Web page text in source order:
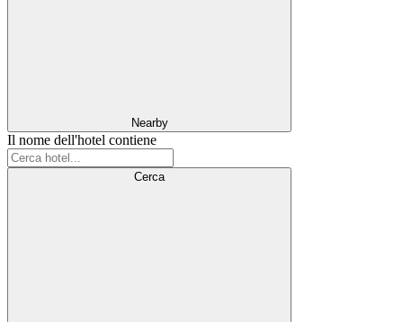
Nearby
Il nome dell'hotel contiene
Cerca